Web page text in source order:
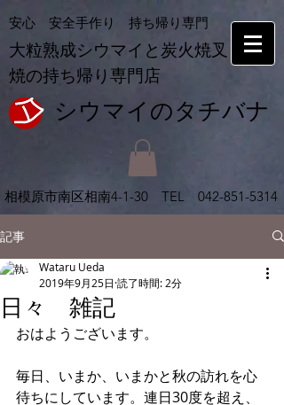
大粒熟成シウマイと炭火焼叉
焼の持ち帰り専門店
安心 安全手作り 持ち帰り専門
シウマイの​タチバナ
相模原市南区相南4-1-30 TEL 042-851-5314
記事
日々 雑記
Wataru Ueda
2019年9月25日 読了時間: 2分
おはようございます。
毎日、いまか、いまかと秋の訪れを心
待ちにしています。連日30度を超え、